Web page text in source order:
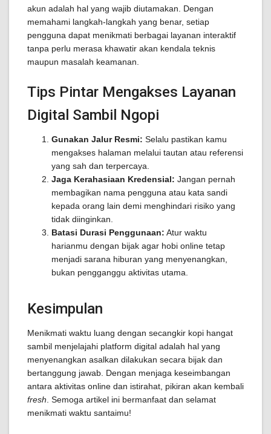
akun adalah hal yang wajib diutamakan. Dengan
memahami langkah-langkah yang benar, setiap
pengguna dapat menikmati berbagai layanan interaktif
tanpa perlu merasa khawatir akan kendala teknis
maupun masalah keamanan.
Tips Pintar Mengakses Layanan
Digital Sambil Ngopi
Gunakan Jalur Resmi: Selalu pastikan kamu
mengakses halaman melalui tautan atau referensi
yang sah dan terpercaya.
Jaga Kerahasiaan Kredensial: Jangan pernah
membagikan nama pengguna atau kata sandi
kepada orang lain demi menghindari risiko yang
tidak diinginkan.
Batasi Durasi Penggunaan: Atur waktu
harianmu dengan bijak agar hobi online tetap
menjadi sarana hiburan yang menyenangkan,
bukan pengganggu aktivitas utama.
Kesimpulan
Menikmati waktu luang dengan secangkir kopi hangat
sambil menjelajahi platform digital adalah hal yang
menyenangkan asalkan dilakukan secara bijak dan
bertanggung jawab. Dengan menjaga keseimbangan
antara aktivitas online dan istirahat, pikiran akan kembali
fresh . Semoga artikel ini bermanfaat dan selamat
menikmati waktu santaimu!